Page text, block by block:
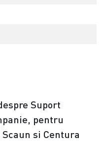
Suport
pentru
si Centura